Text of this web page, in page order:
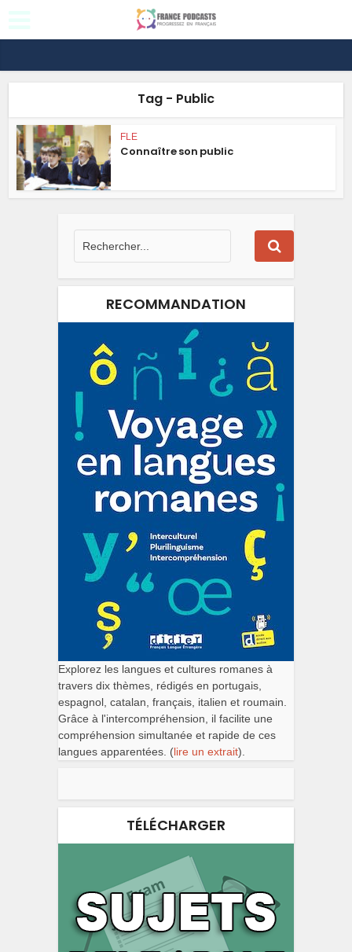
Tag - Public
FLE
Connaître son public
RECOMMANDATION
Explorez les langues et cultures romanes à
travers dix thèmes, rédigés en portugais,
espagnol, catalan, français, italien et roumain.
Grâce à l'intercompréhension, il facilite une
compréhension simultanée et rapide de ces
langues apparentées. (lire un extrait).
TÉLÉCHARGER